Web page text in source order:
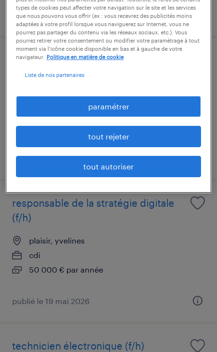
publié le 22 juillet 2026
assistant adv (f/h)
intérim
35 000 € par année
publié le 29 juin 2026
responsable de la stratégie digitale
(f/h)
plaisir, yvelines
cdi
50 000 € par année
publié le 19 mai 2026
technicien électronique (f/h)
types de cookies peut affecter votre navigation sur le site et les services
que nous pouvons vous offrir (ex : vous recevrez des publicités moins
adaptées à votre profil lorsque vous naviguerez sur Internet, vous ne
pourrez pas partager du contenu via les réseaux sociaux, etc.). Vous
pourrez retirer votre consentement ou modifier votre paramétrage à tout
moment via l’icône cookie disponible en bas et à gauche de votre
navigateur.
Politique en matière de cookie
Liste de nos partenaires
paramétrer
tout rejeter
tout autoriser